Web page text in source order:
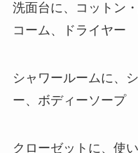
洗面台に、コットン
コーム、ドライヤー
シャワールームに、
ー、ボディーソープ
クローゼットに、使